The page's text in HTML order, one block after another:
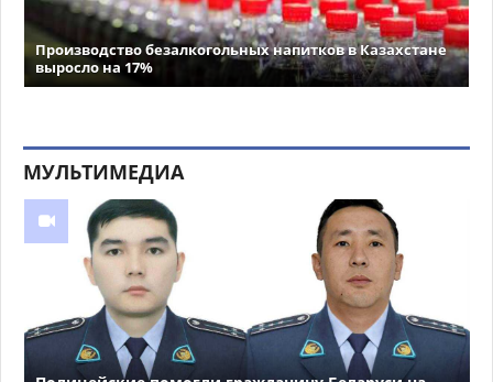
Производство безалкогольных напитков в Казахстане
выросло на 17%
МУЛЬТИМЕДИА